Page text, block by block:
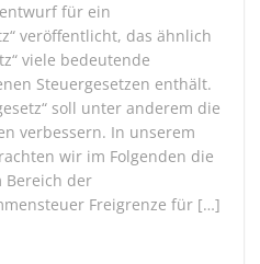
für ein
veröffentlicht, das ähnlich
viele bedeutende
Steuergesetzen enthält.
soll unter anderem die
verbessern. In unserem
wir im Folgenden die
Bereich der
Freigrenze für […]